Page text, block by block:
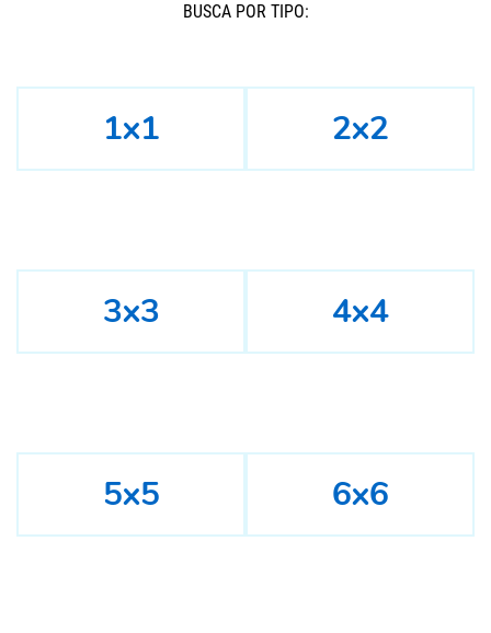
BUSCÁ POR TIPO:
1x1 2x2
3x3 4x4
5x5 6x6